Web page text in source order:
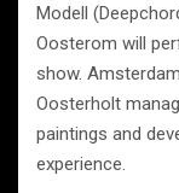
Modell
Oosterom will
show.
Oosterholt
paintings and
experience.